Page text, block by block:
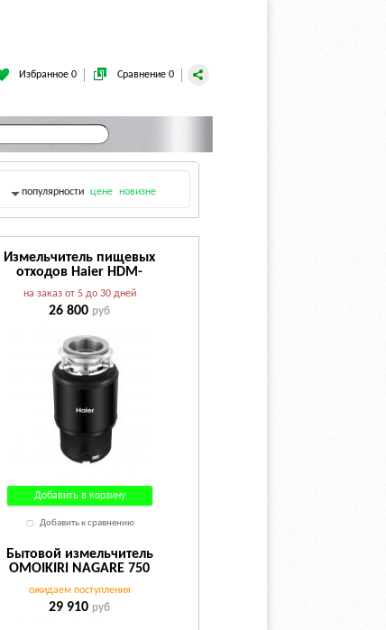
Избранное 0 Сравнение 0
популярности цене новизне
Измельчитель пищевых
отходов Haier HDM-
1375B
на заказ от 5 до 30 дней
26 800 руб
Добавить в корзину
Добавить к сравнению
Бытовой измельчитель
OMOIKIRI NAGARE 750
ожидаем поступления
29 910 руб